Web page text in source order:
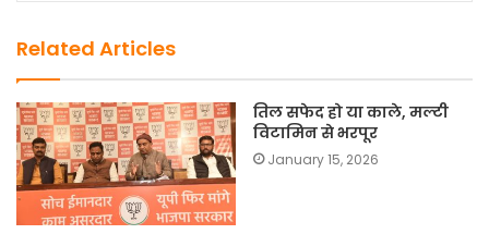
k
Related Articles
तिल सफेद हो या काले, मल्टी
विटामिन से भरपूर
January 15, 2026